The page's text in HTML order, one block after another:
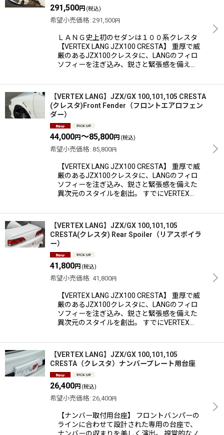
291,500円 (税込)
希望小売価格: 291,500円
ＬＡＮＧ史上初のセダンは１００系クレスタ
【VERTEX LANG JZX100 CRESTA】 重厚で威
厳のあるJZX100クレスタに、LANGのフィロ
ソフィーを注ぎ込み、鋭さと緊張感を備え…
【VERTEX LANG】JZX/GX 100,101,105 CRESTA
(クレスタ)Front Fender（フロントエアロフェン
ダー）
44,000円～85,800円 (税込)
希望小売価格: 85,800円
【VERTEX LANG JZX100 CRESTA】 重厚で威
厳のあるJZX100クレスタに、LANGのフィロ
ソフィーを注ぎ込み、鋭さと緊張感を備えた
異次元のスタイルを創出。 すでにVERTEX…
【VERTEX LANG】JZX/GX 100,101,105
CRESTA(クレスタ) Rear Spoiler（リアスポイラ
ー）
41,800円 (税込)
希望小売価格: 41,800円
【VERTEX LANG JZX100 CRESTA】 重厚で威
厳のあるJZX100クレスタに、LANGのフィロ
ソフィーを注ぎ込み、鋭さと緊張感を備えた
異次元のスタイルを創出。 すでにVERTEX…
【VERTEX LANG】JZX/GX 100,101,105
CRESTA（クレスタ）ナンバープレート用台座
26,400円 (税込)
希望小売価格: 26,400円
【ナンバー取付用台座】 フロントバンパーの
ラインに合わせて設計された専用の台座で、